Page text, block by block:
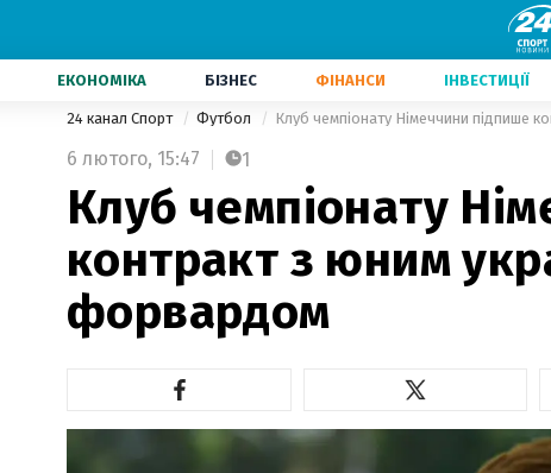
ЕКОНОМІКА БІЗНЕС ФІНАНСИ ІНВЕСТИЦІЇ
24 канал Спорт Футбол Клуб чемпіонату Німеччини підпише
6 лютого, 15:47 1
Клуб чемпіонату
контракт з юним
форвардом